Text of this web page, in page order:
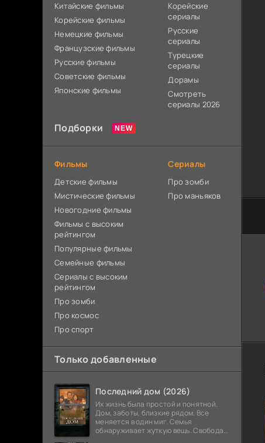
Китайские фильмы
Корейские фильмы
Немецкие фильмы
Французские фильмы
Русские фильмы
Советские фильмы
Японские фильмы
Корейские
сериалы
Русские
сериалы
Турецкие
сериалы
Дорамы
Смотреть
сериалы 2026
Подборки
Фильмы
Детские фильмы
Мистические фильмы
Новогодние фильмы
Фильмы с высоким
рейтингом
Популярные фильмы
Семейные фильмы
Сериалы с высоким
рейтингом
Про зомби
Про космос
Про спорт
Сериалы
Про зомби
Про маньяков
Только добавленные
Последний дом (2026)
Их жизнь была простой и понятной.
Дом, заботы, близкие рядом. Все
меняется в один миг. Семья
обнаруживает жуткую вещь. Свобода